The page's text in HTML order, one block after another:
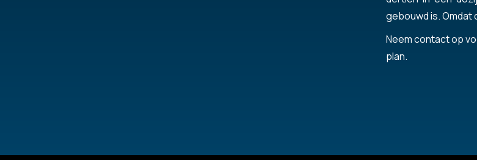
gebouwd is. Omdat
Neem contact op
plan.